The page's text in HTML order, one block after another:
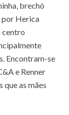
brechó
por Herica
centro
Encontram-se
e Renner
que as mães